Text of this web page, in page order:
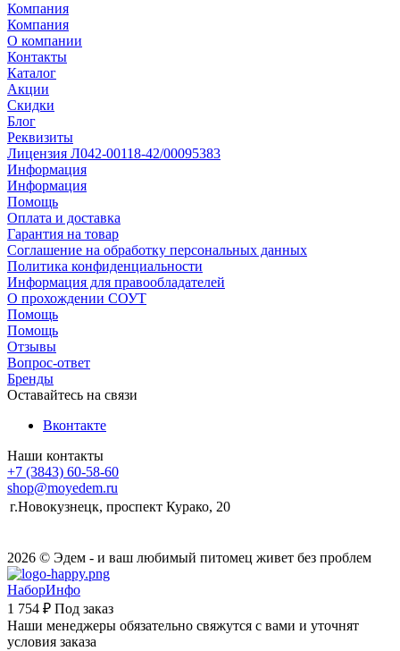
Компания
Компания
О компании
Контакты
Каталог
Акции
Скидки
Блог
Реквизиты
Лицензия Л042-00118-42/00095383
Информация
Информация
Помощь
Оплата и доставка
Гарантия на товар
Соглашение на обработку персональных данных
Политика конфиденциальности
Информация для правообладателей
О прохождении СОУТ
Помощь
Помощь
Отзывы
Вопрос-ответ
Бренды
Оставайтесь на связи
Вконтакте
Наши контакты
+7 (3843) 60-58-60
shop@moyedem.ru
г.Новокузнецк, проспект Курако, 20
2026 © Эдем - и ваш любимый питомец живет без проблем
НаборИнфо
1 754 ₽ Под заказ
Наши менеджеры обязательно свяжутся с вами и уточнят
условия заказа